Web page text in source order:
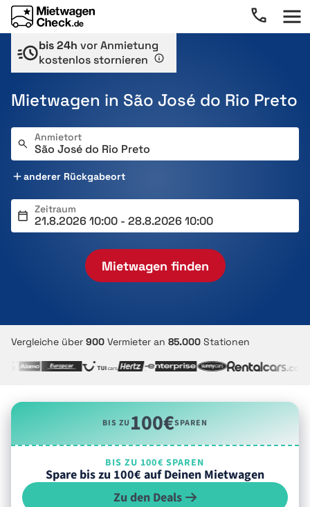
bis 24h vor Anmietung
kostenlos stornieren
Mietwagen in São José do Rio Preto
Anmietort
anderer Rückgabeort
Zeitraum
Mietwagen finden
Vergleiche über 900 Vermieter an 85.000 Stationen
BIS ZU100€SPAREN
BIS ZU 100€ SPAREN
Spare bis zu 100€ auf Deinen Mietwagen
Zu den Deals